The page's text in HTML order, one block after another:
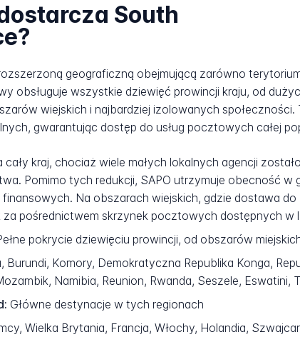
South
geograficzną obejmującą zarówno
obsługuje wszystkie dziewięć prowincji kraju, od
wiejskich i najbardziej izolowanych
gwarantując dostęp do usług pocztowych całej
kraj, chociaż wiele małych lokalnych agencji
Pomimo tych redukcji, SAPO utrzymuje obecność w
finansowych. Na obszarach wiejskich, gdzie dostawa
za pośrednictwem skrzynek pocztowych dostępnych
pokrycie dziewięciu prowincji, od obszarów
Burundi, Komory, Demokratyczna Republika Konga,
Namibia, Reunion, Rwanda, Seszele, Eswatini,
Główne destynacje w tych regionach
Wielka Brytania, Francja, Włochy, Holandia,